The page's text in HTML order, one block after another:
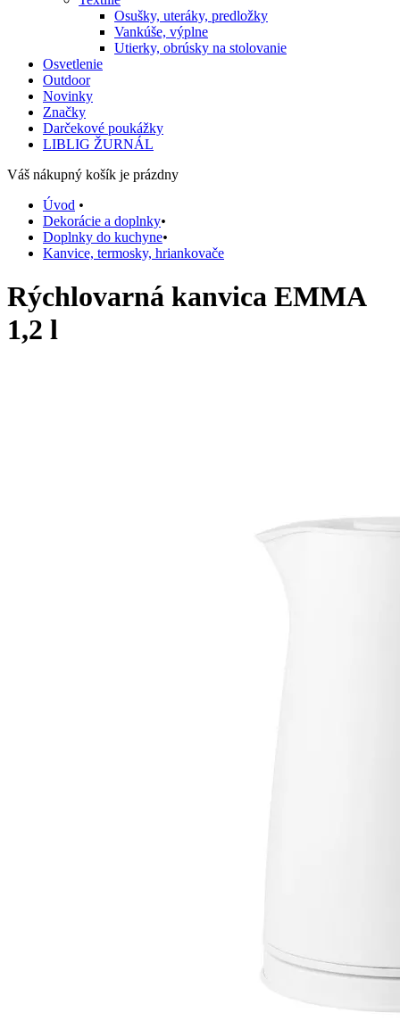
Osušky, uteráky, predložky
Vankúše, výplne
Utierky, obrúsky na stolovanie
Osvetlenie
Outdoor
Novinky
Značky
Darčekové poukážky
LIBLIG ŽURNÁL
Váš nákupný košík je prázdny
Úvod •
Dekorácie a doplnky•
Doplnky do kuchyne•
Kanvice, termosky, hriankovače
Rýchlovarná kanvica EMMA
1,2 l